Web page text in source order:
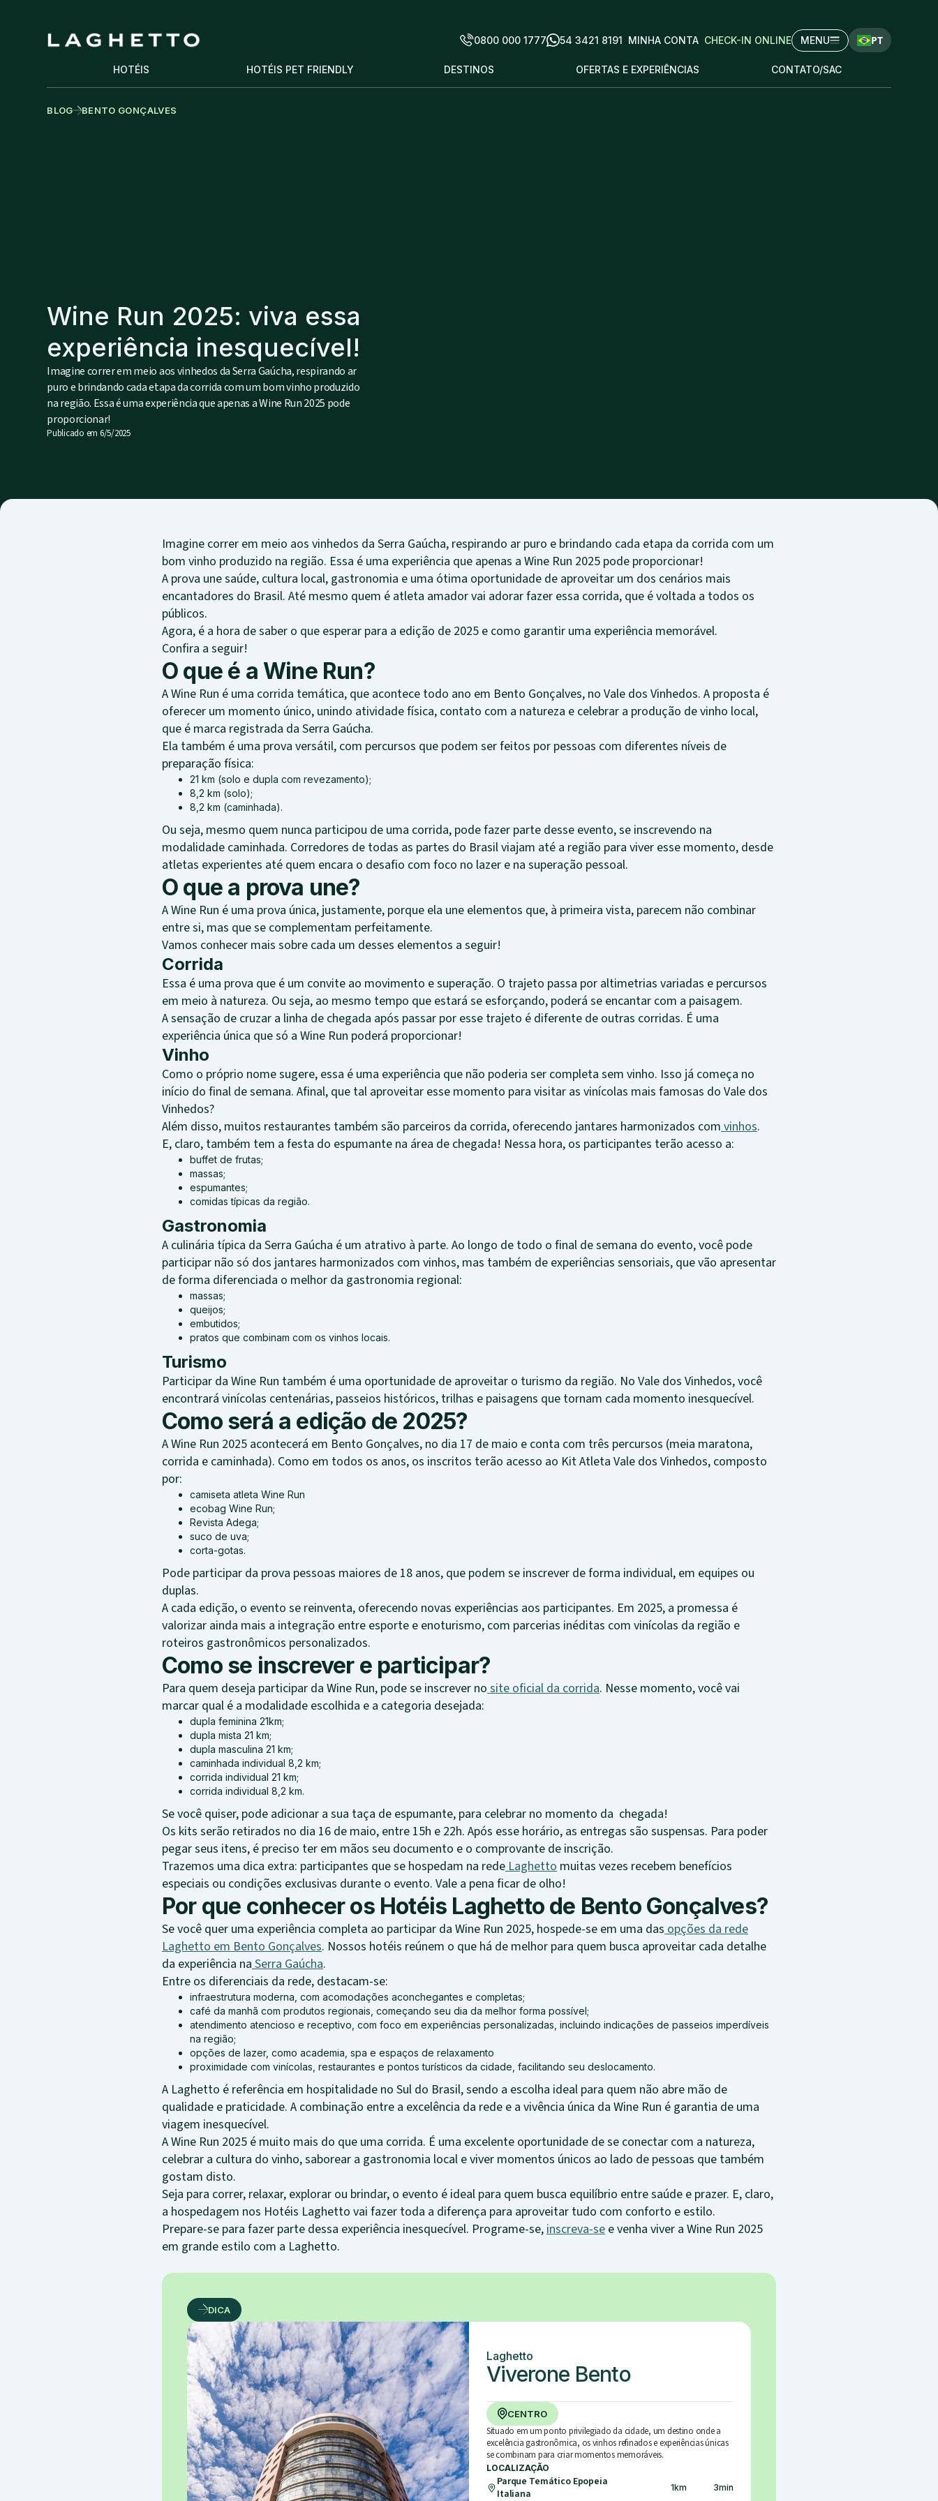
0800 000 1777 54 3421 8191 MINHA CONTA CHECK-IN ONLINE MENU PT
HOTÉIS HOTÉIS PET FRIENDLY DESTINOS OFERTAS E EXPERIÊNCIAS CONTATO/SAC
BLOG BENTO GONÇALVES
Wine Run 2025: viva essa
experiência inesquecível!
Imagine correr em meio aos vinhedos da Serra Gaúcha, respirando ar
puro e brindando cada etapa da corrida com um bom vinho produzido
na região. Essa é uma experiência que apenas a Wine Run 2025 pode
proporcionar!
Publicado em 6/5/2025
Imagine correr em meio aos vinhedos da Serra Gaúcha, respirando ar puro e brindando cada etapa da corrida com um
bom vinho produzido na região. Essa é uma experiência que apenas a Wine Run 2025 pode proporcionar!
A prova une saúde, cultura local, gastronomia e uma ótima oportunidade de aproveitar um dos cenários mais
encantadores do Brasil. Até mesmo quem é atleta amador vai adorar fazer essa corrida, que é voltada a todos os
públicos.
Agora, é a hora de saber o que esperar para a edição de 2025 e como garantir uma experiência memorável.
Confira a seguir!
O que é a Wine Run?
A Wine Run é uma corrida temática, que acontece todo ano em Bento Gonçalves, no Vale dos Vinhedos. A proposta é
oferecer um momento único, unindo atividade física, contato com a natureza e celebrar a produção de vinho local,
que é marca registrada da Serra Gaúcha.
Ela também é uma prova versátil, com percursos que podem ser feitos por pessoas com diferentes níveis de
preparação física:
21 km (solo e dupla com revezamento);
8,2 km (solo);
8,2 km (caminhada).
Ou seja, mesmo quem nunca participou de uma corrida, pode fazer parte desse evento, se inscrevendo na
modalidade caminhada. Corredores de todas as partes do Brasil viajam até a região para viver esse momento, desde
atletas experientes até quem encara o desafio com foco no lazer e na superação pessoal.
O que a prova une?
A Wine Run é uma prova única, justamente, porque ela une elementos que, à primeira vista, parecem não combinar
entre si, mas que se complementam perfeitamente.
Vamos conhecer mais sobre cada um desses elementos a seguir!
Corrida
Essa é uma prova que é um convite ao movimento e superação. O trajeto passa por altimetrias variadas e percursos
em meio à natureza. Ou seja, ao mesmo tempo que estará se esforçando, poderá se encantar com a paisagem.
A sensação de cruzar a linha de chegada após passar por esse trajeto é diferente de outras corridas. É uma
experiência única que só a Wine Run poderá proporcionar!
Vinho
Como o próprio nome sugere, essa é uma experiência que não poderia ser completa sem vinho. Isso já começa no
início do final de semana. Afinal, que tal aproveitar esse momento para visitar as vinícolas mais famosas do Vale dos
Vinhedos?
Além disso, muitos restaurantes também são parceiros da corrida, oferecendo jantares harmonizados comvinhos.
E, claro, também tem a festa do espumante na área de chegada! Nessa hora, os participantes terão acesso a:
buffet de frutas;
massas;
espumantes;
comidas típicas da região.
Gastronomia
A culinária típica da Serra Gaúcha é um atrativo à parte. Ao longo de todo o final de semana do evento, você pode
participar não só dos jantares harmonizados com vinhos, mas também de experiências sensoriais, que vão apresentar
de forma diferenciada o melhor da gastronomia regional:
massas;
queijos;
embutidos;
pratos que combinam com os vinhos locais.
Turismo
Participar da Wine Run também é uma oportunidade de aproveitar o turismo da região. No Vale dos Vinhedos, você
encontrará vinícolas centenárias, passeios históricos, trilhas e paisagens que tornam cada momento inesquecível.
Como será a edição de 2025?
A Wine Run 2025 acontecerá em Bento Gonçalves, no dia 17 de maio e conta com três percursos (meia maratona,
corrida e caminhada). Como em todos os anos, os inscritos terão acesso ao Kit Atleta Vale dos Vinhedos, composto
por:
camiseta atleta Wine Run
ecobag Wine Run;
Revista Adega;
suco de uva;
corta-gotas.
Pode participar da prova pessoas maiores de 18 anos, que podem se inscrever de forma individual, em equipes ou
duplas.
A cada edição, o evento se reinventa, oferecendo novas experiências aos participantes. Em 2025, a promessa é
valorizar ainda mais a integração entre esporte e enoturismo, com parcerias inéditas com vinícolas da região e
roteiros gastronômicos personalizados.
Como se inscrever e participar?
Para quem deseja participar da Wine Run, pode se inscrever nosite oficial da corrida. Nesse momento, você vai
marcar qual é a modalidade escolhida e a categoria desejada:
dupla feminina 21km;
dupla mista 21 km;
dupla masculina 21 km;
caminhada individual 8,2 km;
corrida individual 21 km;
corrida individual 8,2 km.
Se você quiser, pode adicionar a sua taça de espumante, para celebrar no momento da chegada!
Os kits serão retirados no dia 16 de maio, entre 15h e 22h. Após esse horário, as entregas são suspensas. Para poder
pegar seus itens, é preciso ter em mãos seu documento e o comprovante de inscrição.
Trazemos uma dica extra: participantes que se hospedam na redeLaghetto muitas vezes recebem benefícios
especiais ou condições exclusivas durante o evento. Vale a pena ficar de olho!
Por que conhecer os Hotéis Laghetto de Bento Gonçalves?
Se você quer uma experiência completa ao participar da Wine Run 2025, hospede-se em uma dasopções da rede
Laghetto em Bento Gonçalves. Nossos hotéis reúnem o que há de melhor para quem busca aproveitar cada detalhe
da experiência naSerra Gaúcha.
Entre os diferenciais da rede, destacam-se:
infraestrutura moderna, com acomodações aconchegantes e completas;
café da manhã com produtos regionais, começando seu dia da melhor forma possível;
atendimento atencioso e receptivo, com foco em experiências personalizadas, incluindo indicações de passeios imperdíveis
na região;
opções de lazer, como academia, spa e espaços de relaxamento
proximidade com vinícolas, restaurantes e pontos turísticos da cidade, facilitando seu deslocamento.
A Laghetto é referência em hospitalidade no Sul do Brasil, sendo a escolha ideal para quem não abre mão de
qualidade e praticidade. A combinação entre a excelência da rede e a vivência única da Wine Run é garantia de uma
viagem inesquecível.
A Wine Run 2025 é muito mais do que uma corrida. É uma excelente oportunidade de se conectar com a natureza,
celebrar a cultura do vinho, saborear a gastronomia local e viver momentos únicos ao lado de pessoas que também
gostam disto.
Seja para correr, relaxar, explorar ou brindar, o evento é ideal para quem busca equilíbrio entre saúde e prazer. E, claro,
a hospedagem nos Hotéis Laghetto vai fazer toda a diferença para aproveitar tudo com conforto e estilo.
Prepare-se para fazer parte dessa experiência inesquecível. Programe-se,inscreva-se e venha viver a Wine Run 2025
em grande estilo com a Laghetto.
DICA
Laghetto
Viverone Bento
CENTRO
Situado em um ponto privilegiado da cidade, um destino onde a
excelência gastronômica, os vinhos refinados e experiências únicas
se combinam para criar momentos memoráveis.
LOCALIZAÇÃO
Parque Temático Epopeia
Italiana
1km 3min